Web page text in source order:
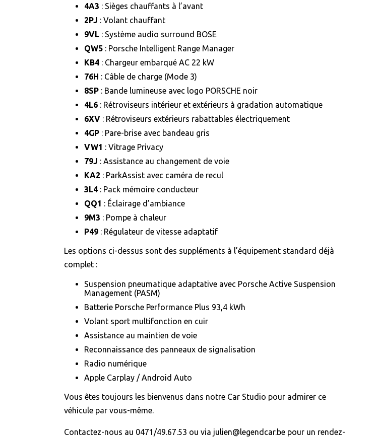
4A3 : Sièges chauffants à l’avant
2PJ : Volant chauffant
9VL : Système audio surround BOSE
QW5 : Porsche Intelligent Range Manager
KB4 : Chargeur embarqué AC 22 kW
76H : Câble de charge (Mode 3)
8SP : Bande lumineuse avec logo PORSCHE noir
4L6 : Rétroviseurs intérieur et extérieurs à gradation automatique
6XV : Rétroviseurs extérieurs rabattables électriquement
4GP : Pare-brise avec bandeau gris
VW1 : Vitrage Privacy
79J : Assistance au changement de voie
KA2 : ParkAssist avec caméra de recul
3L4 : Pack mémoire conducteur
QQ1 : Éclairage d’ambiance
9M3 : Pompe à chaleur
P49 : Régulateur de vitesse adaptatif
Les options ci-dessus sont des suppléments à l’équipement standard déjà
complet :
Suspension pneumatique adaptative avec Porsche Active Suspension
Management (PASM)
Batterie Porsche Performance Plus 93,4 kWh
Volant sport multifonction en cuir
Assistance au maintien de voie
Reconnaissance des panneaux de signalisation
Radio numérique
Apple Carplay / Android Auto
Vous êtes toujours les bienvenus dans notre Car Studio pour admirer ce
véhicule par vous-même.
Contactez-nous au 0471/49.67.53 ou via julien@legendcar.be pour un rendez-